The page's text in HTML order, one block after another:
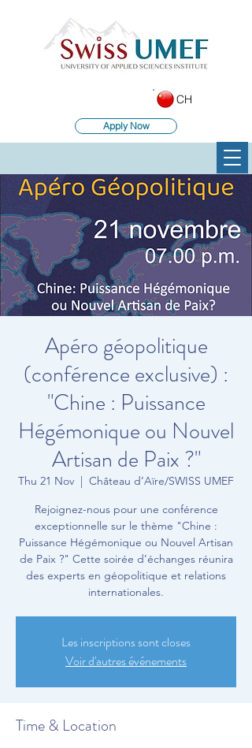
Apply Now
CH
Apéro géopolitique
(conférence exclusive) :
"Chine : Puissance
Hégémonique ou Nouvel
Artisan de Paix ?"
Thu 21 Nov
  |
Château d’Aïre/SWISS UMEF
Rejoignez-nous pour une conférence
exceptionnelle sur le thème "Chine :
Puissance Hégémonique ou Nouvel Artisan
de Paix ?" Cette soirée d’échanges réunira
des experts en géopolitique et relations
internationales.
Les inscriptions sont closes
Voir d'autres événements
Time & Location